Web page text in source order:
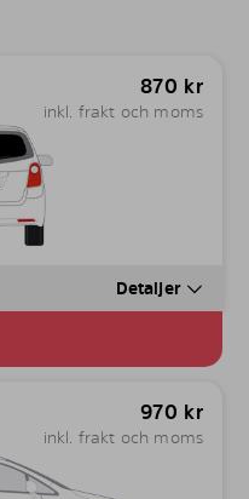
870 kr
inkl. frakt och moms
Detaljer
970 kr
inkl. frakt och moms